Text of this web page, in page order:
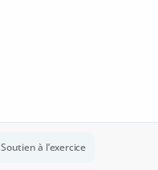
Soutien à l’exercice